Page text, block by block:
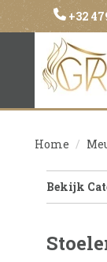
+32
Home
Bekijk